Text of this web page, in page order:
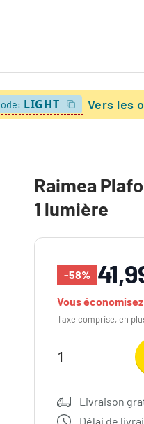
LIGHT Vers les
Raimea
1 lumière
-58%
Vous
Taxe comprise, en
Livraison
Délai de